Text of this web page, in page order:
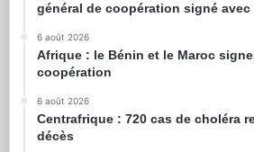
général de coopération signé avec
6 août 2026
Afrique : le Bénin et le Maroc
coopération
6 août 2026
Centrafrique : 720 cas de choléra
décès